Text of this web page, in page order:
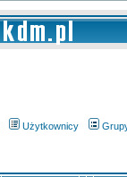
Użytkownicy